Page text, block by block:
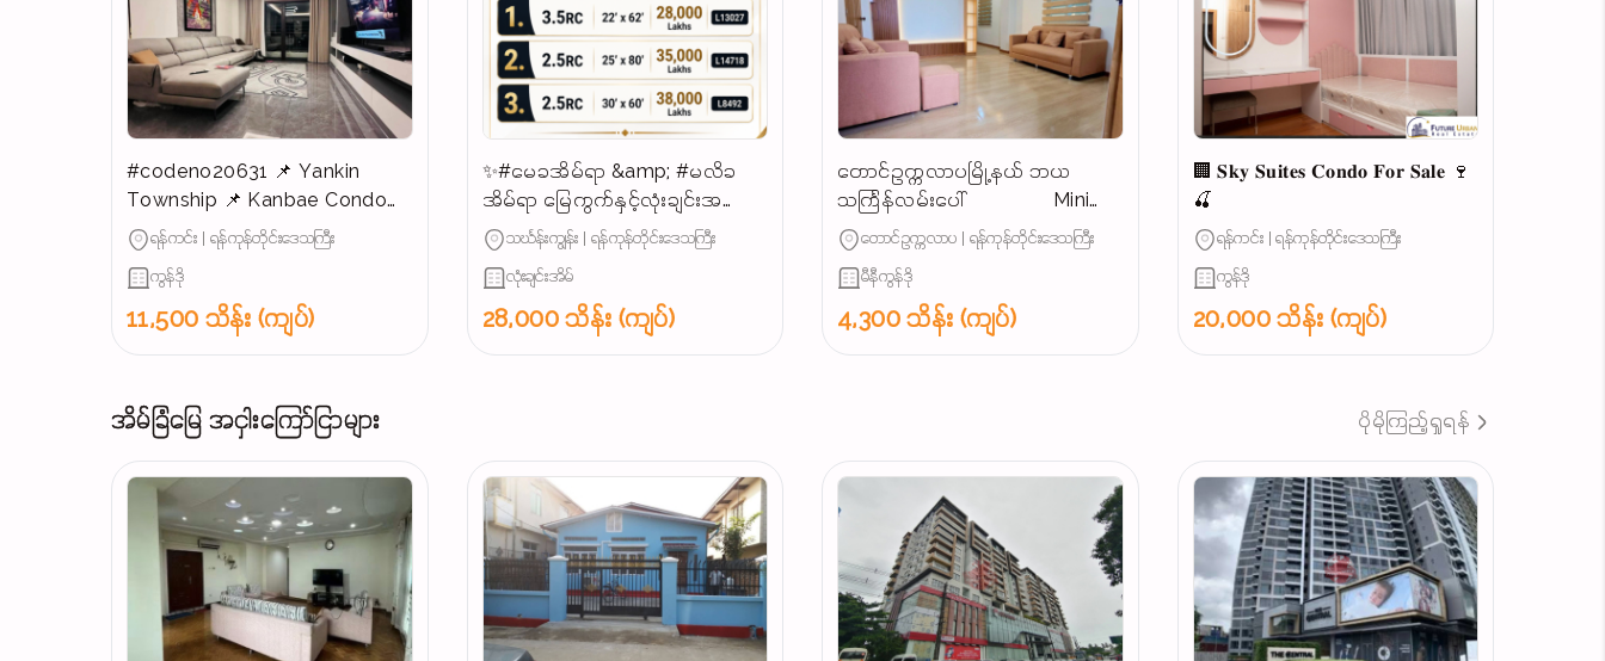
#codeno20631 📌 Yankin
Township 📌 Kanbae Condo
for SALE 📣📣📣
ရန်ကင်း | ရန်ကုန်တိုင်းဒေသကြီး
ကွန်ဒို
11,500 သိန်း (ကျပ်)
✨#မေခအိမ်ရာ &amp; #မလိခ
အိမ်ရာ မြေကွက်နှင့်လုံးချင်းအ
ရောင်းများ
သင်္ဃန်းကျွန်း | ရန်ကုန်တိုင်းဒေသကြီး
လုံးချင်းအိမ်
28,000 သိန်း (ကျပ်)
တောင်ဥက္ကလာပမြို့နယ် ဘယ
သင်္ကြန်လမ်းပေါ် Mini
Condo အရောင်း (𝐏𝐎𝐒𝐓 𝐍𝐎.291
တောင်ဥက္ကလာပ | ရန်ကုန်တိုင်းဒေသကြီး
မီနီကွန်ဒို
4,300 သိန်း (ကျပ်)
🏢 𝐒𝐤𝐲 𝐒𝐮𝐢𝐭𝐞𝐬 𝐂𝐨𝐧𝐝𝐨 𝐅𝐨𝐫 𝐒𝐚𝐥𝐞 🍷
🍒
ရန်ကင်း | ရန်ကုန်တိုင်းဒေသကြီး
ကွန်ဒို
20,000 သိန်း (ကျပ်)
အိမ်ခြံမြေ အငှါးကြော်ငြာများ ပိုမိုကြည့်ရှုရန်